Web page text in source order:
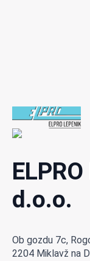
d.o.o.
Ob gozdu 7c,
2204 Miklavž na